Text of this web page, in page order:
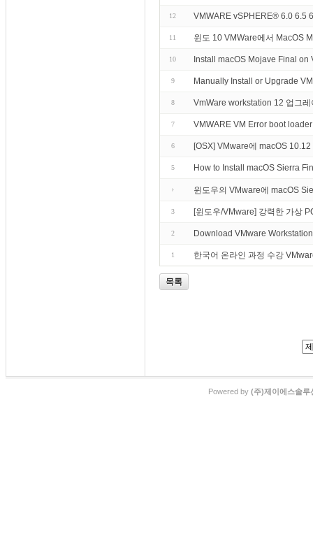
12 VMWARE vSPHERE® 6.0 6.5
11 윈도 10 VMWare에서 MacOS
10 Install macOS Mojave Final
9 Manually Install or Upgrade
8 VmWare workstation 12 업그
7 VMWARE VM Error boot
6 [OSX] VMware에 macOS
5 How to Install macOS Sierra
윈도우의 VMware에 macOS
3 [윈도우/VMware] 강력한 가상
2 Download VMware
1 한국어 온라인 과정 수강
목록
Powered by (주)제이에스솔루